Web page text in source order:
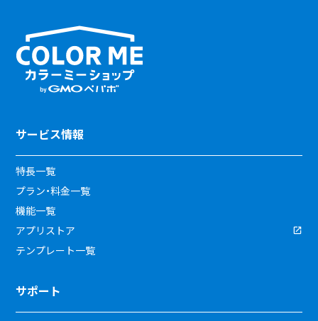
サービス情報
特長一覧
プラン・料金一覧
機能一覧
アプリストア
テンプレート一覧
サポート